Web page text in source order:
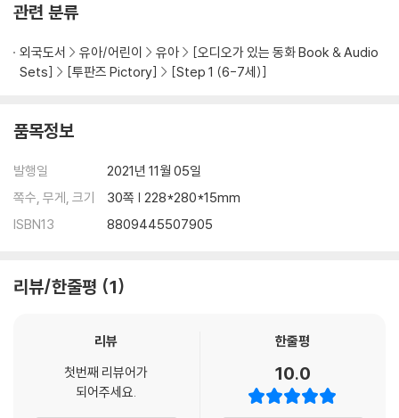
관련 분류
외국도서 유아/어린이 유아
[오디오가 있는 동화 Book & Audio
Sets]
[투판즈 Pictory] [Step 1 (6-7세)]
품목정보
발행일
2021년 11월 05일
쪽수, 무게, 크기
30쪽 | 228*280*15mm
ISBN13
8809445507905
리뷰/한줄평 1
리뷰
첫번째 리뷰어가
되어주세요.
한줄평
10.0